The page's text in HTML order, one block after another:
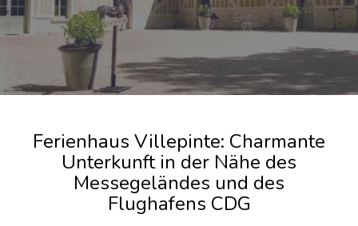
Ferienhaus Villepinte: Charmante
Unterkunft in der Nähe des
Messegeländes und des
Flughafens CDG